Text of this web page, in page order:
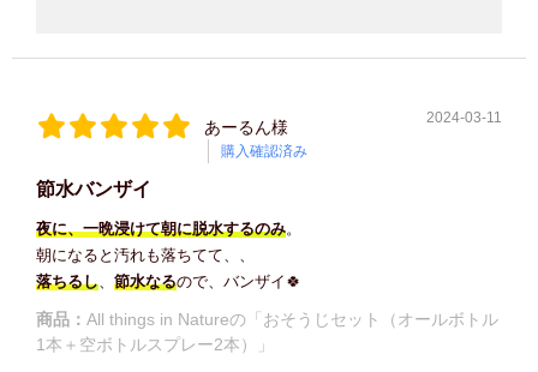
あーるん様
購入確認済み
2024-03-11
節水バンザイ
夜に、一晩浸けて朝に脱水するのみ。
朝になると汚れも落ちてて、、
落ちるし
節水なるので、バンザイ🍀
商品： All things in Natureの「おそうじセット（オールボトル
1本＋空ボトルスプレー2本）」